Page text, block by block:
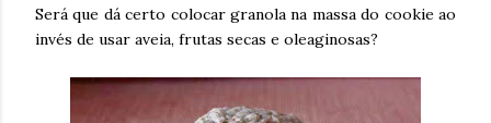
Será que dá certo colocar granola na massa do cookie ao
invés de usar aveia, frutas secas e oleaginosas?